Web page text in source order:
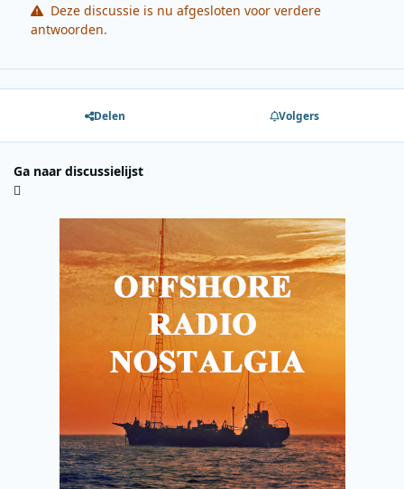
Deze discussie is nu afgesloten voor verdere
antwoorden.
Delen Volgers
Ga naar discussielijst